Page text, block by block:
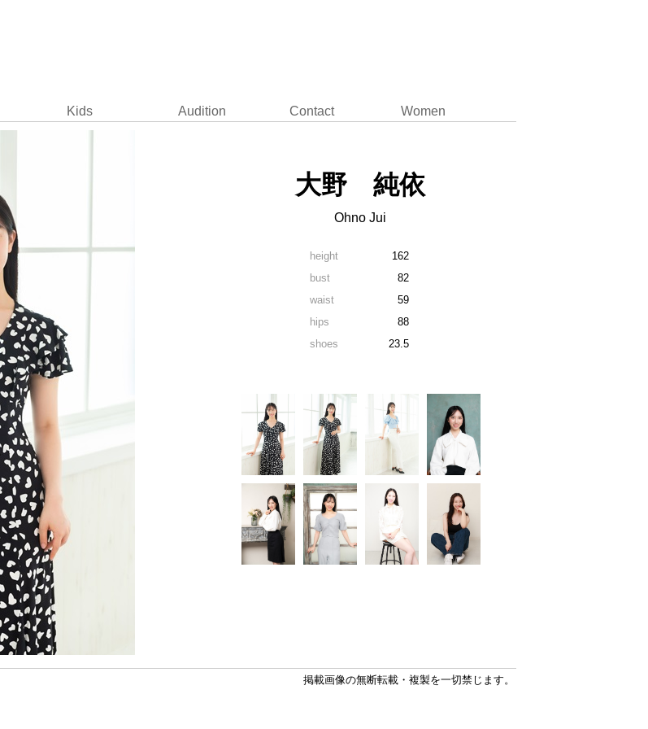
Kids Audition Contact Women
height
162
bust
82
waist
59
hips
88
shoes
23.5
大野 純依
Ohno Jui
掲載画像の無断転載・複製を一切禁じます。